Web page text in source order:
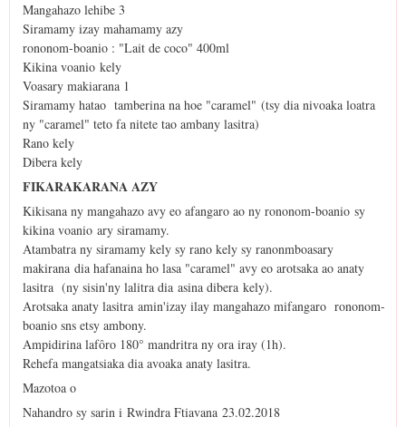
Mangahazo lehibe 3
Siramamy izay mahamamy azy
rononom-boanio : "Lait de coco" 400ml
Kikina voanio kely
Voasary makiarana 1
Siramamy hatao tamberina na hoe "caramel" (tsy dia nivoaka loatra
ny "caramel" teto fa nitete tao ambany lasitra)
Rano kely
Dibera kely
FIKARAKARANA AZY
Kikisana ny mangahazo avy eo afangaro ao ny rononom-boanio sy
kikina voanio ary siramamy.
Atambatra ny siramamy kely sy rano kely sy ranonmboasary
makirana dia hafanaina ho lasa "caramel" avy eo arotsaka ao anaty
lasitra (ny sisin'ny lalitra dia asina dibera kely).
Arotsaka anaty lasitra amin'izay ilay mangahazo mifangaro rononom-
boanio sns etsy ambony.
Ampidirina lafôro 180° mandritra ny ora iray (1h).
Rehefa mangatsiaka dia avoaka anaty lasitra.
Mazotoa o
Nahandro sy sarin i Rwindra Ftiavana 23.02.2018